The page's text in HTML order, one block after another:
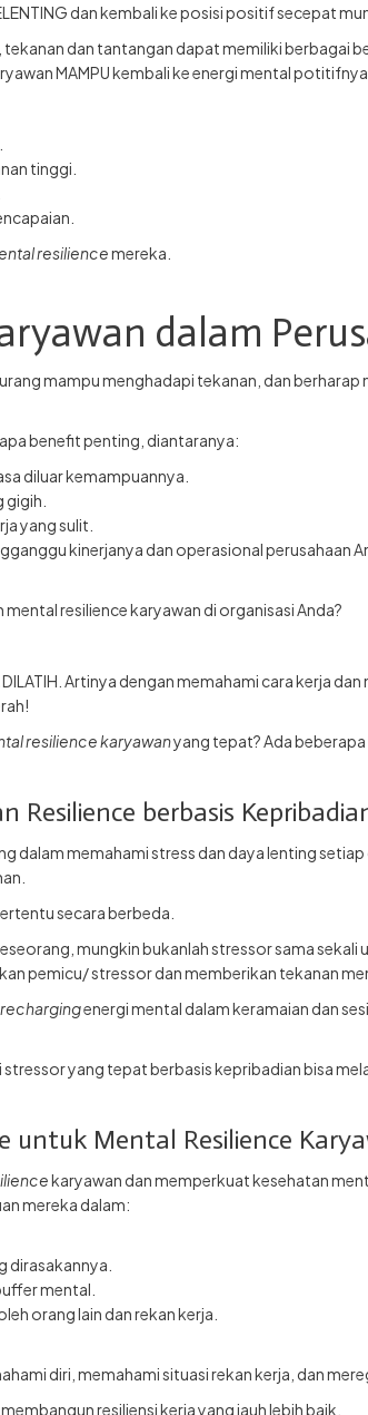
dan kembali ke posisi positif secepat
tekanan dan tantangan dapat memiliki berbagai
MAMPU kembali ke energi mental
tinggi.
resiliencemereka.
dalam
mampu menghadapi tekanan, dan
benefit penting, diantaranya:
diluar kemampuannya.
yang sulit.
kinerjanya dan operasional perusahaan
resilience karyawan di organisasi Anda?
Artinya dengan memahami cara kerja
resilience karyawanyang tepat? Ada beberapa
Resilience berbasis
dalam memahami stress dan daya lenting
secara berbeda.
mungkin bukanlah stressor sama
pemicu/ stressor dan memberikan tekanan
rechargingenergi mental dalam keramaian dan
yang tepat berbasis kepribadian bisa
Mental Resilience
karyawan dan memperkuat kesehatan
mereka dalam:
dirasakannya.
mental.
orang lain dan rekan kerja.
diri, memahami situasi rekan kerja, dan
resiliensi kerja yang jauh lebih baik.